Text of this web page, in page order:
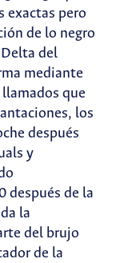
exactas pero
de lo negro
del
mediante
que
los
después
y
después de la
la
del brujo
de la